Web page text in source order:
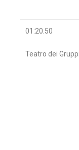
01:20.50
Teatro dei Gruppi